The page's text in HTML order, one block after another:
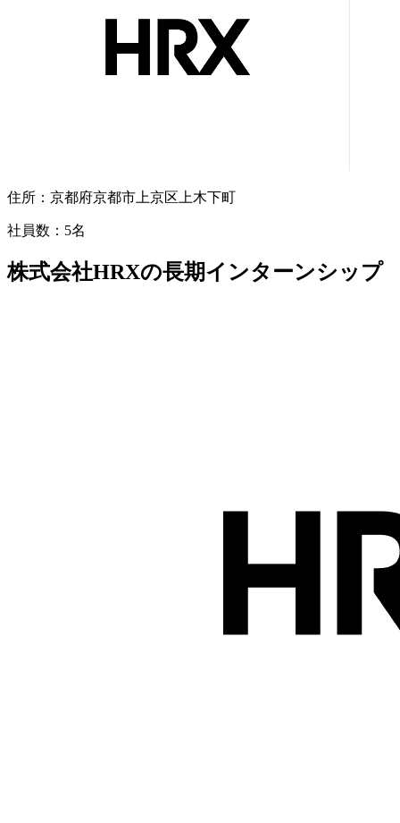
住所： 京都府京都市上京区上木下町
社員数： 5名
株式会社HRXの長期インターンシップ